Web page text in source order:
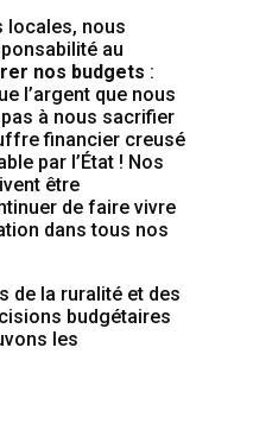
locales, nous
au
nos budgets :
l’argent que nous
à nous sacrifier
financier creusé
par l’État ! Nos
être
de faire vivre
dans tous nos
de la ruralité et des
budgétaires
les